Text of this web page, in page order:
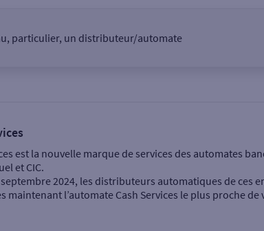
particulier, un distributeur/automate
est la nouvelle marque de services des automates
et CIC.
2024, les distributeurs automatiques de ces
maintenant l’automate Cash Services le plus proche